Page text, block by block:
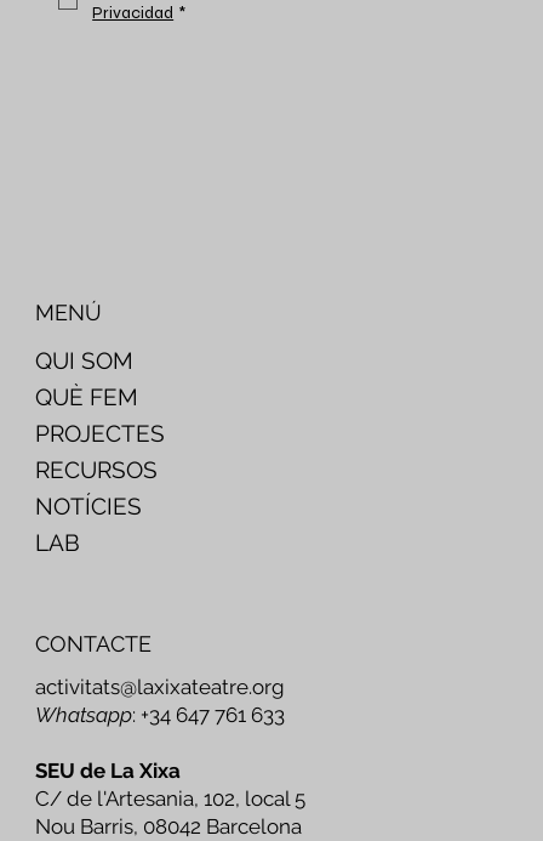
Privacidad *
QUI SOM
QUÈ FEM
PROJECTES
RECURSOS
NOTÍCIES
LAB
MENÚ
CONTACTE
activitats@laxixateatre.org
Whatsapp: +34 647 761 633
SEU de La Xixa
C/ de l'Artesania, 102, local 5
Nou Barris, 08042 Barcelona